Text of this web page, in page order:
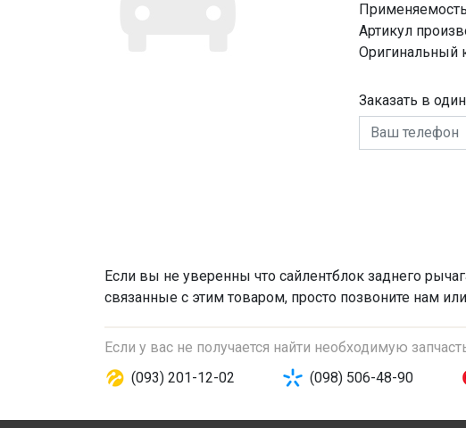
Артикул
Оригинальный
Заказать в
Если вы не уверенны что сайлентблок заднего
связанные с этим товаром, просто позвоните нам
Если у вас не получается найти необходимую
(093) 201-12-02
(098) 506-48-90